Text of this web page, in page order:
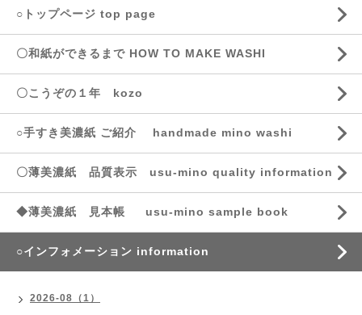
○トップページ top page
〇和紙ができるまで HOW TO MAKE WASHI
〇こうぞの１年 kozo
○手すき美濃紙 ご紹介 handmade mino washi
〇薄美濃紙 品質表示 usu-mino quality information
◆薄美濃紙 見本帳 usu-mino sample book
○インフォメーション information
2026-08（1）